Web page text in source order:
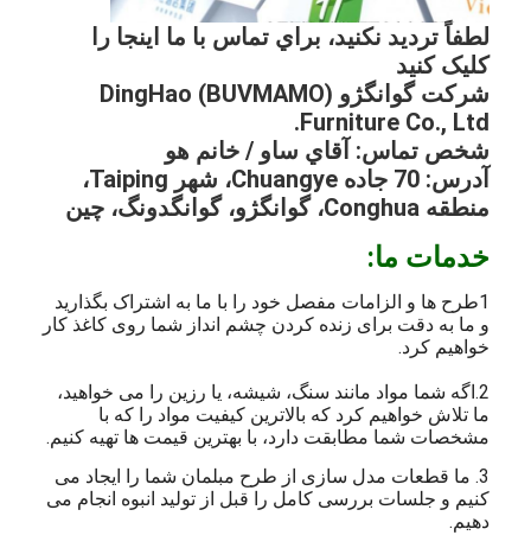
لطفاً ترديد نکنید، براي تماس با ما اينجا را
کلیک کنید
شرکت گوانگژو DingHao (BUVMAMO)
Furniture Co., Ltd.
شخص تماس: آقاي ساو / خانم هو
آدرس: 70 جاده Chuangye، شهر Taiping،
منطقه Conghua، گوانگژو، گوانگدونگ، چین
خدمات ما:
1طرح ها و الزامات مفصل خود را با ما به اشتراک بگذارید
و ما به دقت برای زنده کردن چشم انداز شما روی کاغذ کار
خواهیم کرد.
2.اگه شما مواد مانند سنگ، شیشه، یا رزین را می خواهید،
ما تلاش خواهیم کرد که بالاترین کیفیت مواد را که با
مشخصات شما مطابقت دارد، با بهترین قیمت ها تهیه کنیم.
3. ما قطعات مدل سازی از طرح مبلمان شما را ایجاد می
کنیم و جلسات بررسی کامل را قبل از تولید انبوه انجام می
دهیم.